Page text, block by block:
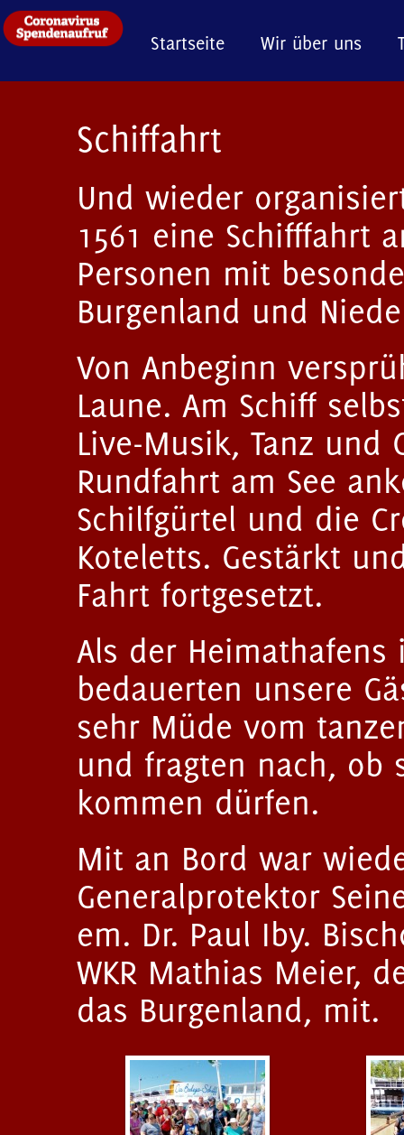
Startseite Wir über uns
Schiffahrt
Und wieder
1561 eine Schifffahrt
Personen mit
Burgenland und
Von Anbeginn
Laune. Am Schiff
Live-Musik, Tanz und
Rundfahrt am See
Schilfgürtel und die
Koteletts. Gestärkt
Fahrt fortgesetzt.
Als der
bedauerten unsere
sehr Müde vom
und fragten nach, ob
kommen dürfen.
Mit an Bord war
Generalprotektor
em. Dr. Paul Iby.
WKR Mathias Meier,
das Burgenland, mit.